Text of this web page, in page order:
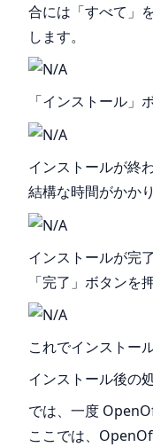
合には「すべて」
します。
「インストール」
インストールが終
結構な時間がかかり
インストールが完
「完了」ボタンを
これでインストー
インストール後の
では、一度
ここでは、